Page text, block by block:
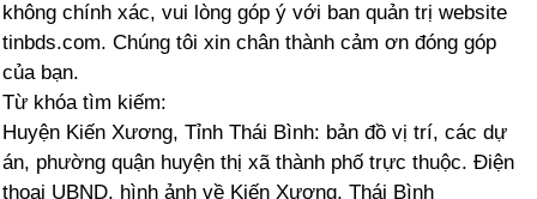
không chính xác, vui lòng góp ý với ban quản trị website
tinbds.com. Chúng tôi xin chân thành cảm ơn đóng góp
của bạn.
Từ khóa tìm kiếm:
Huyện Kiến Xương, Tỉnh Thái Bình: bản đồ vị trí, các dự
án, phường quận huyện thị xã thành phố trực thuộc. Điện
thoại UBND, hình ảnh về Kiến Xương, Thái Bình